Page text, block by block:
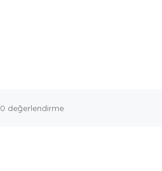
0 değerlendirme